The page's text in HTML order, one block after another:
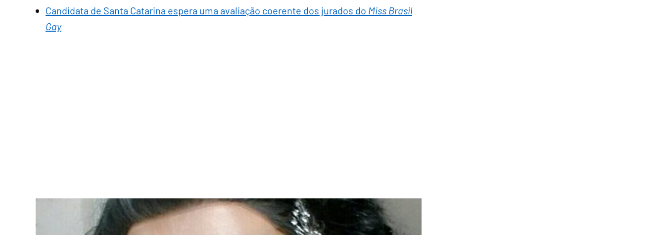
Candidata de Santa Catarina espera uma avaliação coerente dos jurados do Miss Brasil
Gay